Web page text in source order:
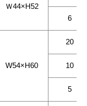
Ｗ44×H52
6
W54×H60
20
10
5